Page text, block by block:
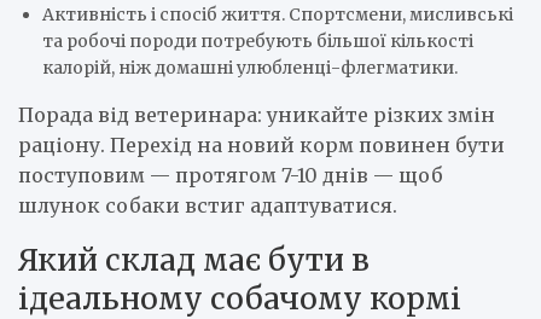
Активність і спосіб життя. Спортсмени, мисливські
та робочі породи потребують більшої кількості
калорій, ніж домашні улюбленці-флегматики.
Порада від ветеринара: уникайте різких змін
раціону. Перехід на новий корм повинен бути
поступовим — протягом 7-10 днів — щоб
шлунок собаки встиг адаптуватися.
Який склад має бути в
ідеальному собачому кормі